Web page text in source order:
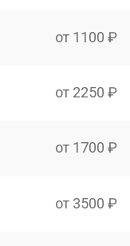
от 1100 ₽
от 2250 ₽
от 1700 ₽
от 3500 ₽